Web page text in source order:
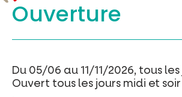
Ouverture
Du 05/06 au 11/11/2026, tous les
Ouvert tous les jours midi et soir